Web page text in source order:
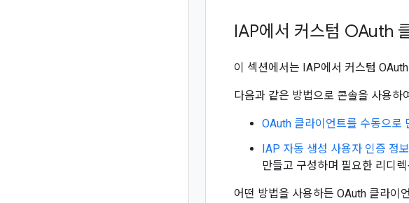
IAP에서 커스텀 OAuth
이 섹션에서는 IAP에서 커스텀
다음과 같은 방법으로 콘솔을 사용
OAuth 클라이언트를 수동으로
IAP 자동 생성 사용자 인증 정
만들고 구성하며 필요한 리디
어떤 방법을 사용하든 OAuth 클라이